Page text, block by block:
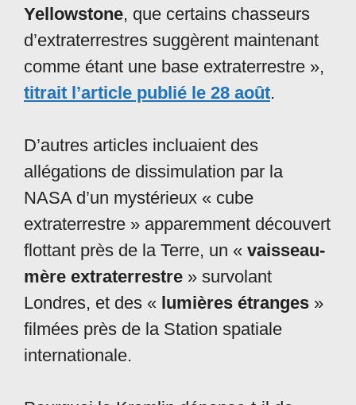
Yellowstone, que certains chasseurs
d’extraterrestres suggèrent maintenant
comme étant une base extraterrestre »,
titrait l’article publié le 28 août.
D’autres articles incluaient des
allégations de dissimulation par la
NASA d’un mystérieux « cube
extraterrestre » apparemment découvert
flottant près de la Terre, un « vaisseau-
mère extraterrestre » survolant
Londres, et des « lumières étranges »
filmées près de la Station spatiale
internationale.